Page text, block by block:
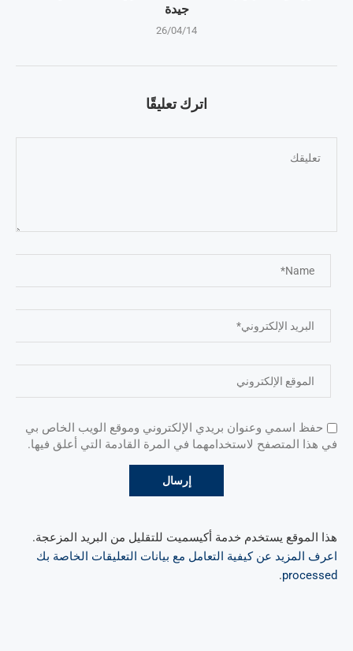
جيدة
26/04/14
اترك تعليقًا
حفظ اسمي وعنوان بريدي الإلكتروني وموقع الويب الخاص بي
في هذا المتصفح لاستخدامهما في المرة القادمة التي أعلق فيها.
هذا الموقع يستخدم خدمة أكيسميت للتقليل من البريد المزعجة.
اعرف المزيد عن كيفية التعامل مع بيانات التعليقات الخاصة بك
processed
.